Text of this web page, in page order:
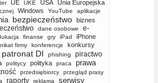
UE UKE USA Unia Europejska
Windows YouTube aplikacje
bezpieczeństwo biznes
dane osobowe
e-
finanse gry iPad iPhone
firmy konferencje konkursy
patronat DI phishing piractwo
politycy polityka praca
prawa
przedsiębiorcy
przegląd prasy
raporty reklama
serwisy